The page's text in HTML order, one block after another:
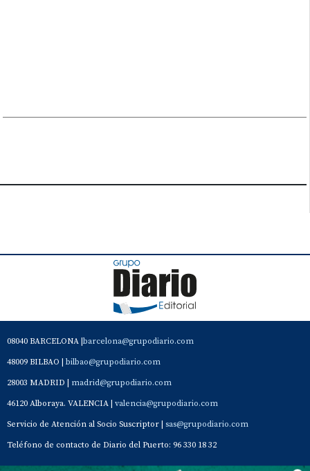
08040 BARCELONA | barcelona@grupodiario.com
48009 BILBAO | bilbao@grupodiario.com
28003 MADRID | madrid@grupodiario.com
46120 Alboraya. VALENCIA | valencia@grupodiario.com
Servicio de Atención al Socio Suscriptor | sas@grupodiario.com
Teléfono de contacto de Diario del Puerto: 96 330 18 32